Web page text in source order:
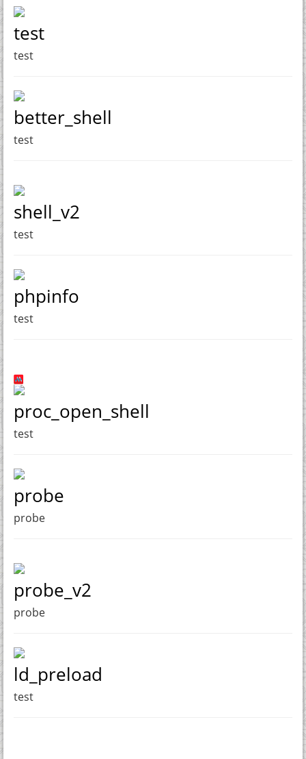
test
test
better_shell
test
shell_v2
test
phpinfo
test
proc_open_shell
test
probe
probe
probe_v2
probe
ld_preload
test